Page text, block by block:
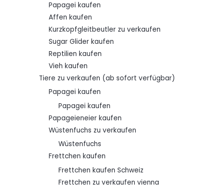
Papagei kaufen
Affen kaufen
Kurzkopfgleitbeutler zu verkaufen
Sugar Glider kaufen
Reptilien kaufen
Vieh kaufen
Tiere zu verkaufen (ab sofort verfügbar)
Papagei kaufen
Papagei kaufen
Papageieneier kaufen
Wüstenfuchs zu verkaufen
Wüstenfuchs
Frettchen kaufen
Frettchen kaufen Schweiz
Frettchen zu verkaufen vienna